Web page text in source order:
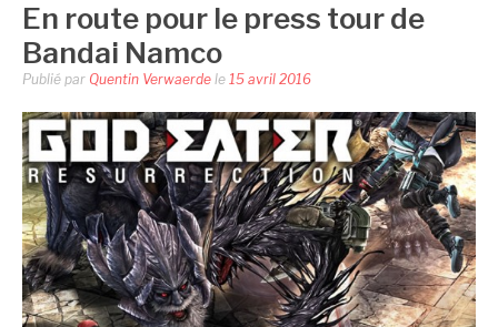
En route pour le press tour de
Bandai Namco
Publié par Quentin Verwaerde le 15 avril 2016